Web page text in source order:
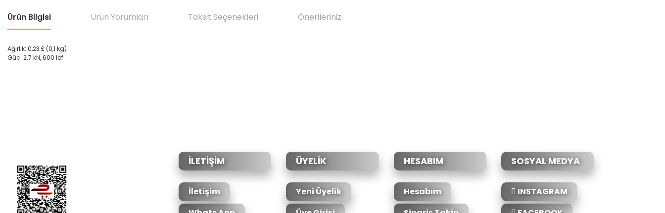
Ürün Bilgisi Ürün Yorumları Taksit Seçenekleri Önerileriniz
Ağırlık: 0,23 £ (0,1 kg)
Güç: 2.7 kN,600 lbf
Ürün fiyatı diğer sitelerden daha pahalı.
Bu ürüne benzer farklı alternatifler olmalı.
İLETİŞİM
İletişim
ÜYELİK
Yeni Üyelik
HESABIM
Hesabım
SOSYAL MEDYA
INSTAGRAM